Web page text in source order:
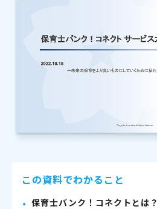
この資料でわかること
保育士バンク！コネクトとは？